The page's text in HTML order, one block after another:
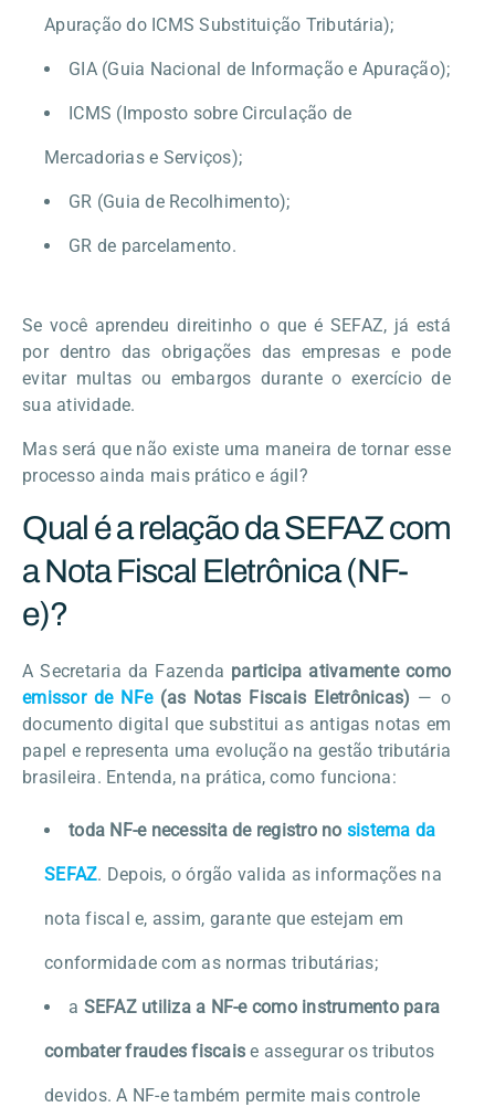
Apuração do ICMS Substituição Tributária);
GIA (Guia Nacional de Informação e Apuração);
ICMS (Imposto sobre Circulação de
Mercadorias e Serviços);
GR (Guia de Recolhimento);
GR de parcelamento.
Se você aprendeu direitinho o que é SEFAZ, já está
por dentro das obrigações das empresas e pode
evitar multas ou embargos durante o exercício de
sua atividade.
Mas será que não existe uma maneira de tornar esse
processo ainda mais prático e ágil?
Qual é a relação da SEFAZ com
a Nota Fiscal Eletrônica (NF-
e)?
A Secretaria da Fazenda participa ativamente como
emissor de NFe(as Notas Fiscais Eletrônicas) — o
documento digital que substitui as antigas notas em
papel e representa uma evolução na gestão tributária
brasileira. Entenda, na prática, como funciona:
toda NF-e necessita de registro no sistema da
SEFAZ. Depois, o órgão valida as informações na
nota fiscal e, assim, garante que estejam em
conformidade com as normas tributárias;
a SEFAZ utiliza a NF-e como instrumento para
combater fraudes fiscais e assegurar os tributos
devidos. A NF-e também permite mais controle